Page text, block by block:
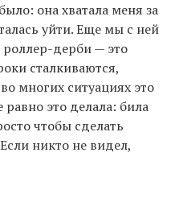
она хватала меня за
уйти. Еще мы с ней
дерби — это
сталкиваются,
многих ситуациях это
это делала: била
чтобы сделать
никто не видел,